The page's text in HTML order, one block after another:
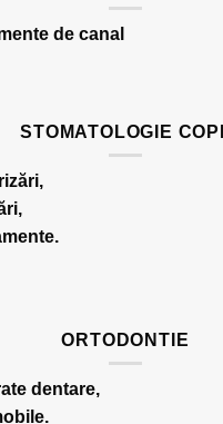
de canal
STOMATOLOGIE COPII
ORTODONTIE
dentare,
.